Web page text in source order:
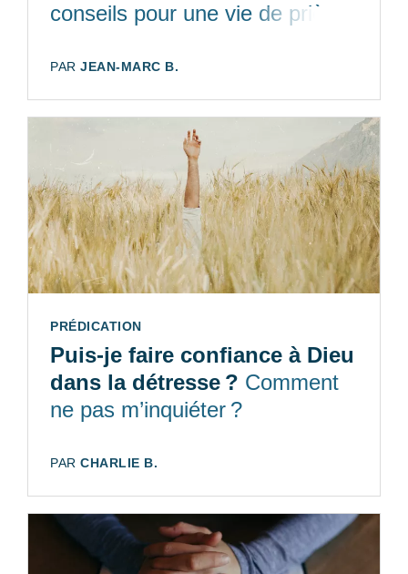
conseils pour une vie de prière
AUTEUR:
PAR JEAN-MARC B.
TYPE:
PRÉDICATION
Puis-je faire confiance à Dieu
dans la détresse ? Comment
ne pas m’inquiéter ?
AUTEUR:
PAR CHARLIE B.